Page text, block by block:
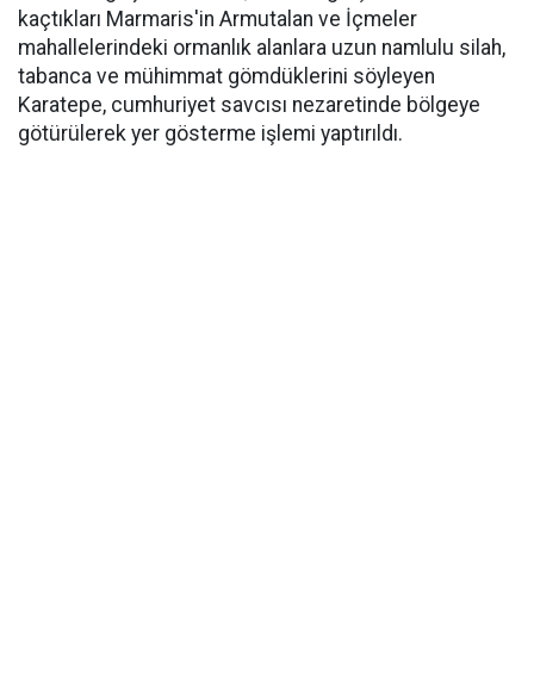
kaçtıkları Marmaris'in Armutalan ve İçmeler
mahallelerindeki ormanlık alanlara uzun namlulu silah,
tabanca ve mühimmat gömdüklerini söyleyen
Karatepe, cumhuriyet savcısı nezaretinde bölgeye
götürülerek yer gösterme işlemi yaptırıldı.